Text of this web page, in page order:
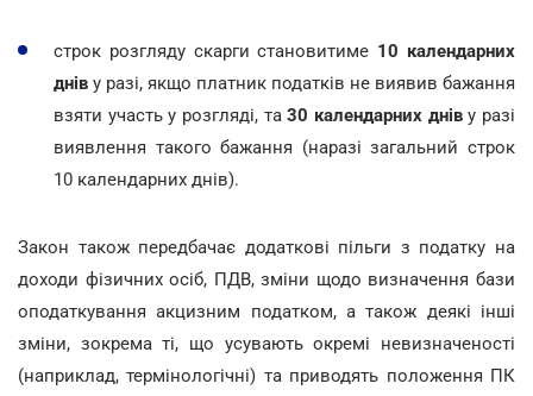
строк розгляду скарги становитиме 10 календарних
днів у разі, якщо платник податків не виявив бажання
взяти участь у розгляді, та30 календарних дніву разі
виявлення такого бажання (наразі загальний строк
10 календарних днів).
Закон також передбачає додаткові пільги з податку на
доходи фізичних осіб, ПДВ, зміни щодо визначення бази
оподаткування акцизним податком, а також деякі інші
зміни, зокрема ті, що усувають окремі невизначеності
(наприклад, термінологічні) та приводять положення ПК